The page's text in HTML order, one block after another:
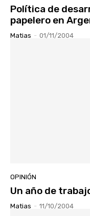
Política de
papelero en
Matias - 01/11/2004
OPINIÓN
Un año de
Matias - 11/10/2004